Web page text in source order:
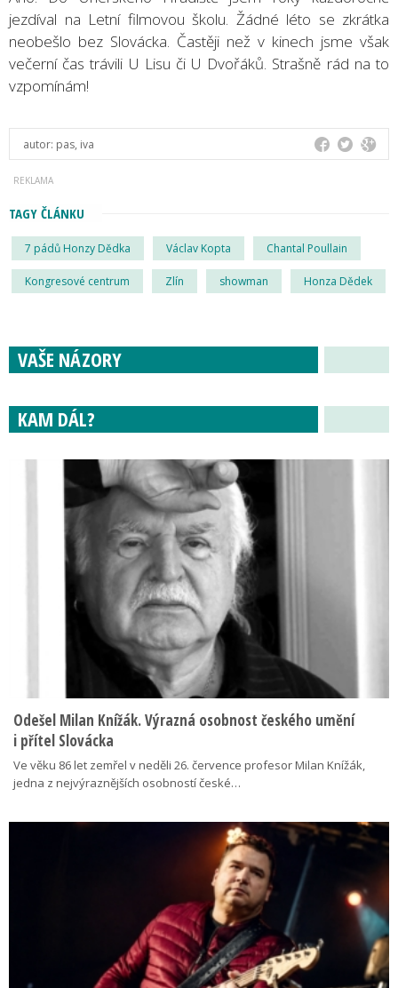
jezdíval na Letní filmovou školu. Žádné léto se zkrátka
neobešlo bez Slovácka. Častěji než v kinech jsme však
večerní čas trávili U Lisu či U Dvořáků. Strašně rád na to
vzpomínám!
autor: pas, iva
TAGY ČLÁNKU
7 pádů Honzy Dědka Václav Kopta Chantal Poullain
Kongresové centrum Zlín showman Honza Dědek
VAŠE NÁZORY
KAM DÁL?
Odešel Milan Knížák. Výrazná osobnost českého umění
i přítel Slovácka
Ve věku 86 let zemřel v neděli 26. července profesor Milan Knížák,
jedna z nejvýraznějších osobností české…